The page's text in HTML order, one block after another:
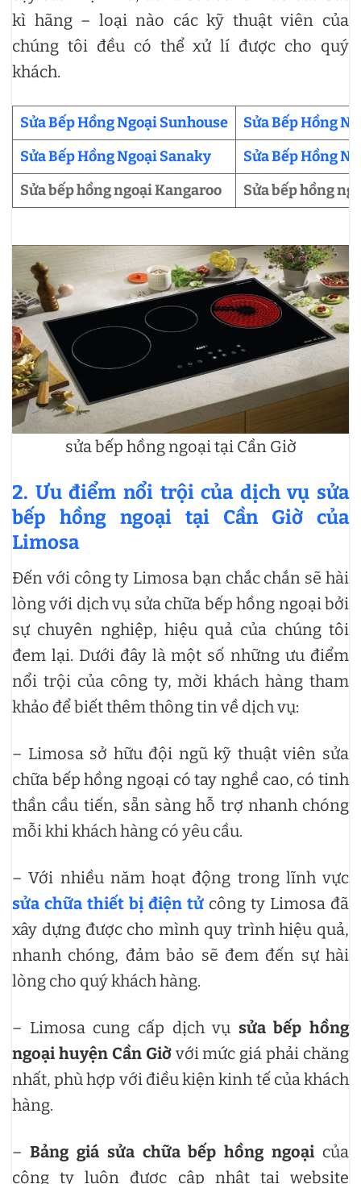
kì hãng – loại nào các kỹ thuật viên của
chúng tôi đều có thể xử lí được cho quý
khách.
Sửa Bếp Hồng Ngoại Sunhouse
Sửa Bếp Hồng
Sửa Bếp Hồng Ngoại Sanaky
Sửa Bếp Hồng
Sửa bếp hồng ngoại Kangaroo
Sửa bếp hồng
sửa bếp hồng ngoại tại Cần Giờ
2. Ưu điểm nổi trội của dịch vụ sửa
bếp hồng ngoại tại Cần Giờ của
Limosa
Đến với công ty Limosa bạn chắc chắn sẽ hài
lòng với dịch vụ sửa chữa bếp hồng ngoại bởi
sự chuyên nghiệp, hiệu quả của chúng tôi
đem lại. Dưới đây là một số những ưu điểm
nổi trội của công ty, mời khách hàng tham
khảo để biết thêm thông tin về dịch vụ:
– Limosa sở hữu đội ngũ kỹ thuật viên sửa
chữa bếp hồng ngoại có tay nghề cao, có tinh
thần cầu tiến, sẵn sàng hỗ trợ nhanh chóng
mỗi khi khách hàng có yêu cầu.
– Với nhiều năm hoạt động trong lĩnh vực
sửa chữa thiết bị điện tử công ty Limosa đã
xây dựng được cho mình quy trình hiệu quả,
nhanh chóng, đảm bảo sẽ đem đến sự hài
lòng cho quý khách hàng.
– Limosa cung cấp dịch vụ sửa bếp hồng
ngoại huyện Cần Giờvới mức giá phải chăng
nhất, phù hợp với điều kiện kinh tế của khách
hàng.
– Bảng giá sửa chữa bếp hồng ngoại của
công ty luôn được cập nhật tại website